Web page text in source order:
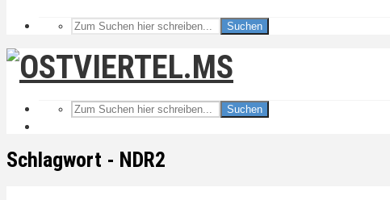
Suchen
Suchen
Schlagwort - NDR2